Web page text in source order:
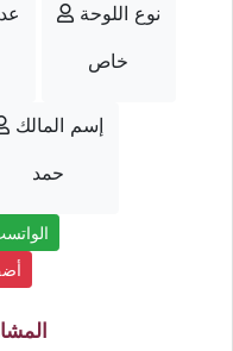
نوع اللوحة
خاص
إسم المالك
حمد